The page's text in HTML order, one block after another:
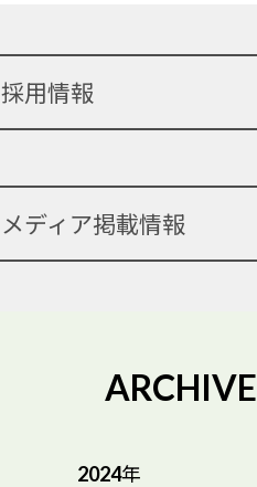
採用情報
メディア掲載情報
ARCHIVE
2024年